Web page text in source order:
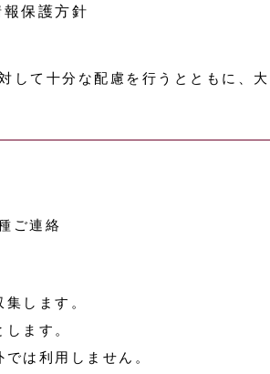
保護方針
て十分な配慮を行うとともに、
ご連絡
します。
ます。
は利用しません。